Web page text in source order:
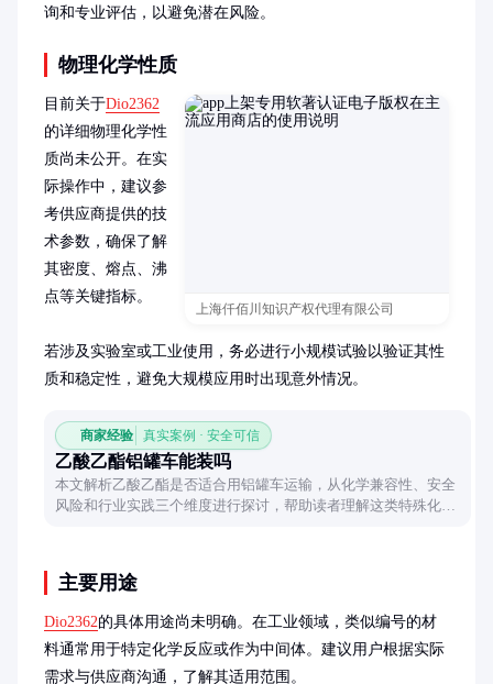
询和专业评估，以避免潜在风险。
物理化学性质
上海仟佰川知识产权代理有限公司
目前关于Dio2362
的详细物理化学性
质尚未公开。在实
际操作中，建议参
考供应商提供的技
术参数，确保了解
其密度、熔点、沸
点等关键指标。
若涉及实验室或工业使用，务必进行小规模试验以验证其性
质和稳定性，避免大规模应用时出现意外情况。
商家经验 真实案例 · 安全可信
乙酸乙酯铝罐车能装吗
本文解析乙酸乙酯是否适合用铝罐车运输，从化学兼容性、安全
风险和行业实践三个维度进行探讨，帮助读者理解这类特殊化学
主要用途
Dio2362的具体用途尚未明确。在工业领域，类似编号的材
料通常用于特定化学反应或作为中间体。建议用户根据实际
需求与供应商沟通，了解其适用范围。